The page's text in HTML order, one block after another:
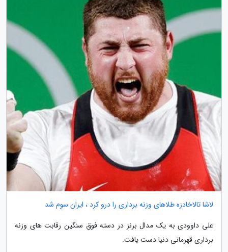
لاشا تالاخادزه طلاهای وزنه برداری را درو کرد ، ایران سوم شد
علی داوودی به یک مدال برنز در دسته فوق سنگین رقابت های وزنه
برداری قهرمانی دنیا دست یافت.